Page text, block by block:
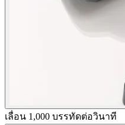
เลื่อน 1,000 บรรทัดต่อวินาที